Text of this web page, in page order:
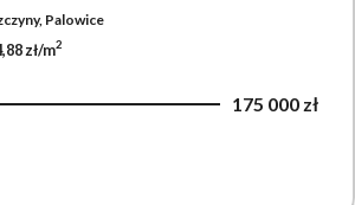
Palowice
zł/m2
175 000 zł